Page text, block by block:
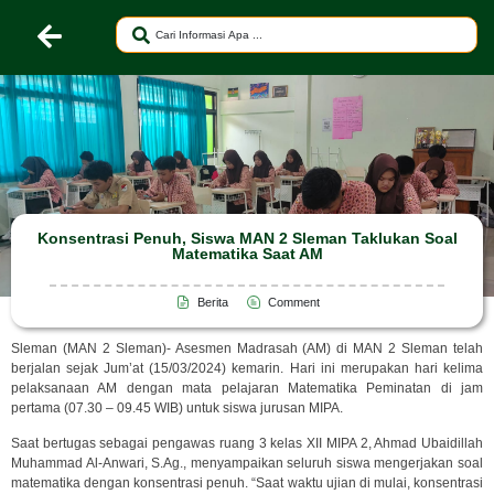
Konsentrasi Penuh, Siswa MAN 2 Sleman Taklukan Soal
Matematika Saat AM
Berita Comment
Sleman (MAN 2 Sleman)- Asesmen Madrasah (AM) di MAN 2 Sleman telah
berjalan sejak Jum’at (15/03/2024) kemarin. Hari ini merupakan hari kelima
pelaksanaan AM dengan mata pelajaran Matematika Peminatan di jam
pertama (07.30 – 09.45 WIB) untuk siswa jurusan MIPA.
Saat bertugas sebagai pengawas ruang 3 kelas XII MIPA 2, Ahmad Ubaidillah
Muhammad Al-Anwari, S.Ag., menyampaikan seluruh siswa mengerjakan soal
matematika dengan konsentrasi penuh. “Saat waktu ujian di mulai, konsentrasi